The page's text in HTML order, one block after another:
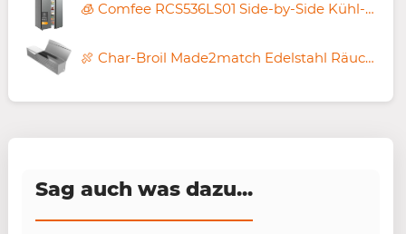
🧊 Comfee RCS536LS01 Side-by-Side Kühl-Gefrierkombination mit 553L für 499,99€ (statt 590€)
🍖 Char-Broil Made2match Edelstahl Räucherbox für 26,99€ (statt 32€)
Sag auch was dazu...